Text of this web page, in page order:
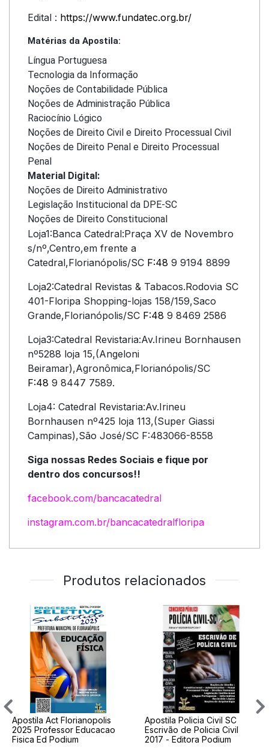
Edital : https://www.fundatec.org.br/
Matérias da Apostila:
Língua Portuguesa
Tecnologia da Informação
Noções de Contabilidade Pública
Noções de Administração Pública
Raciocínio Lógico
Noções de Direito Civil e Direito Processual Civil
Noções de Direito Penal e Direito Processual
Penal
Material Digital:
Noções de Direito Administrativo
Legislação Institucional da DPE-SC
Noções de Direito Constitucional
Loja1:Banca Catedral:Praça XV de Novembro
s/nº,Centro,em frente a
Catedral,Florianópolis/SC F:48 9 9194 8899
Loja2:Catedral Revistas & Tabacos.Rodovia SC
401-Floripa Shopping-lojas 158/159,Saco
Grande,Florianópolis/SC F:48 9 8469 2586
Loja3:Catedral Revistaria:Av.Irineu Bornhausen
nº5288 loja 15,(Angeloni
Beiramar),Agronômica,Florianópolis/SC
F:48 9 8447 7589.
Loja4: Catedral Revistaria:Av.Irineu
Bornhausen nº425 loja 113,(Super Giassi
Campinas),São José/SC F:483066-8558
Siga nossas Redes Sociais e fique por
dentro dos concursos!!
facebook.com/bancacatedral
instagram.com.br/bancacatedralfloripa
Produtos relacionados
Apostila Act Florianopolis
2025 Professor Educacao
Fisica Ed Podium
Apostila Policia Civil SC
Escrivão de Policia Civil
2017 - Editora Podium